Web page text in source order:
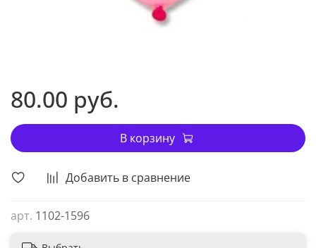
Добавить в сравнение
арт. 1102-1596
80.00 руб.
В корзину